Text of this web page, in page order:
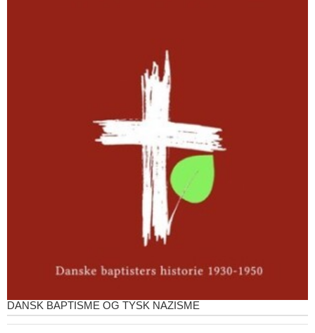
DANSK BAPTISME OG TYSK NAZISME